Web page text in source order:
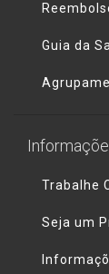
Guia da
Trabalhe
Seja um